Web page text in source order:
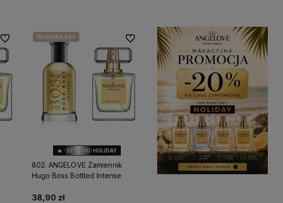
Do ulubionych
🔥 -20% KOD: HOLIDAY
WYSYŁKA 24H
802. ANGELOVE Zamiennik
Hugo Boss Bottled Intense
38,90 zł
Do ulubionych